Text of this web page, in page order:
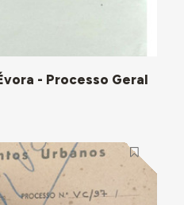
- Processo Geral